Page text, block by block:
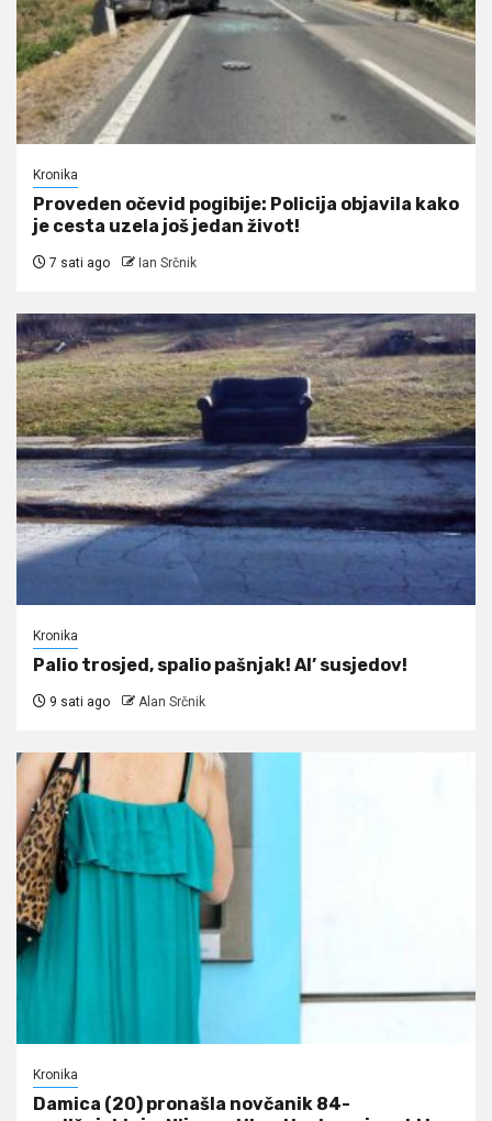
Kronika
Proveden očevid pogibije: Policija objavila kako
je cesta uzela još jedan život!
7 sati ago Ian Srčnik
Kronika
Palio trosjed, spalio pašnjak! Al’ susjedov!
9 sati ago Alan Srčnik
Kronika
Damica (20) pronašla novčanik 84-